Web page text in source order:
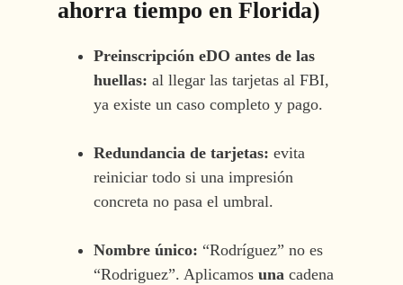
ahorra tiempo en Florida)
Preinscripción eDO antes de las
huellas: al llegar las tarjetas al FBI,
ya existe un caso completo y pago.
Redundancia de tarjetas: evita
reiniciar todo si una impresión
concreta no pasa el umbral.
Nombre único: “Rodríguez” no es
“Rodriguez”. Aplicamos unacadena